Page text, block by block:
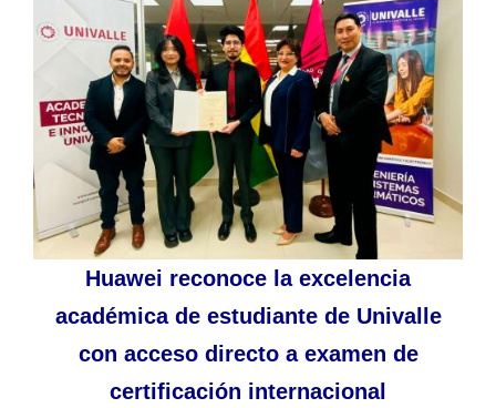
Huawei reconoce la excelencia
académica de estudiante de Univalle
con acceso directo a examen de
certificación internacional